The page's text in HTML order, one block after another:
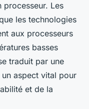
Les
les technologies
aux processeurs
basses
traduit par une
aspect vital pour
et de la